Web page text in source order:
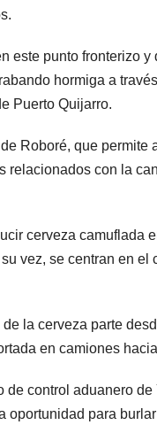
este punto fronterizo
hormiga a
Puerto Quijarro.
Roboré, que permite
con la
cerveza camuflada
vez, se centran en
la cerveza parte
en camiones
control aduanero
oportunidad para